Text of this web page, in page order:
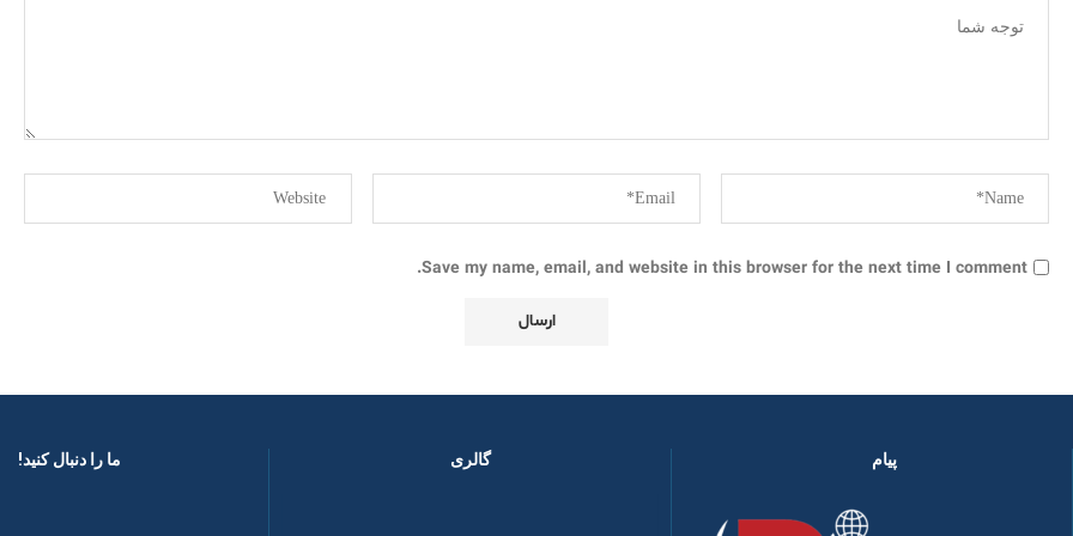
Save my name, email, and website in this browser for the next time I comment.
پیام گالری ما را دنبال کنید! ​